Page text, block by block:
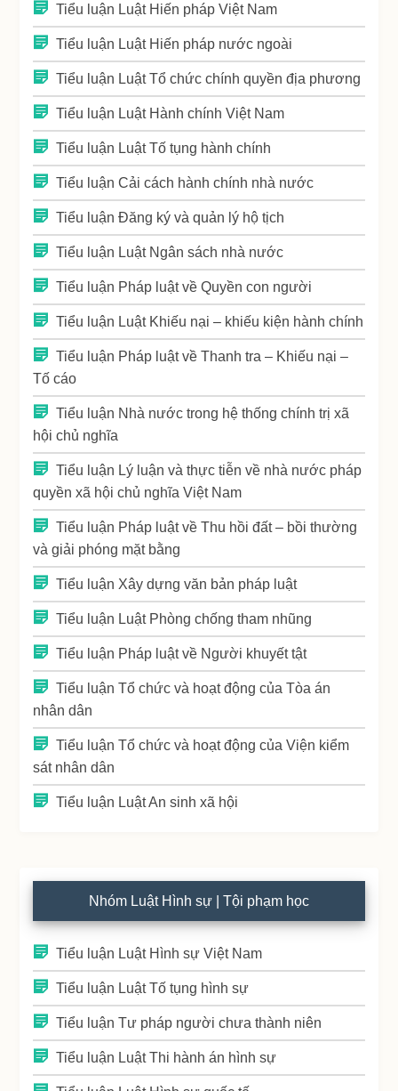
Tiểu luận Luật Hiến pháp Việt Nam
Tiểu luận Luật Hiến pháp nước ngoài
Tiểu luận Luật Tổ chức chính quyền địa phương
Tiểu luận Luật Hành chính Việt Nam
Tiểu luận Luật Tố tụng hành chính
Tiểu luận Cải cách hành chính nhà nước
Tiểu luận Đăng ký và quản lý hộ tịch
Tiểu luận Luật Ngân sách nhà nước
Tiểu luận Pháp luật về Quyền con người
Tiểu luận Luật Khiếu nại – khiếu kiện hành chính
Tiểu luận Pháp luật về Thanh tra – Khiếu nại –
Tố cáo
Tiểu luận Nhà nước trong hệ thống chính trị xã
hội chủ nghĩa
Tiểu luận Lý luận và thực tiễn về nhà nước pháp
quyền xã hội chủ nghĩa Việt Nam
Tiểu luận Pháp luật về Thu hồi đất – bồi thường
và giải phóng mặt bằng
Tiểu luận Xây dựng văn bản pháp luật
Tiểu luận Luật Phòng chống tham nhũng
Tiểu luận Pháp luật về Người khuyết tật
Tiểu luận Tổ chức và hoạt động của Tòa án
nhân dân
Tiểu luận Tổ chức và hoạt động của Viện kiểm
sát nhân dân
Tiểu luận Luật An sinh xã hội
Nhóm Luật Hình sự | Tội phạm học
Tiểu luận Luật Hình sự Việt Nam
Tiểu luận Luật Tố tụng hình sự
Tiểu luận Tư pháp người chưa thành niên
Tiểu luận Luật Thi hành án hình sự